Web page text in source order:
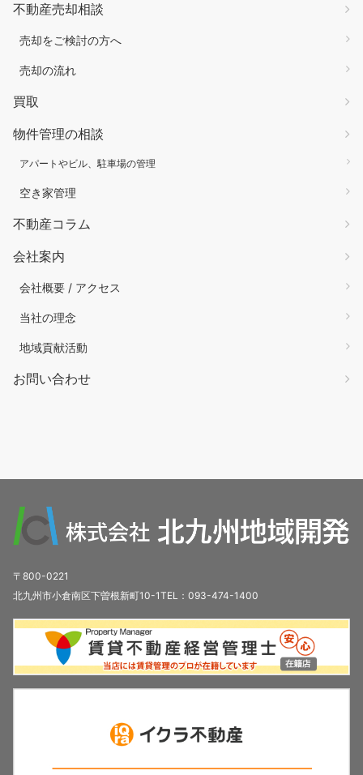
不動産売却相談
売却をご検討の方へ
売却の流れ
買取
物件管理の相談
アパートやビル、駐車場の管理
空き家管理
不動産コラム
会社案内
会社概要 / アクセス
当社の理念
地域貢献活動
お問い合わせ
〒800-0221
北九州市小倉南区下曽根新町10-1TEL：093-474-1400